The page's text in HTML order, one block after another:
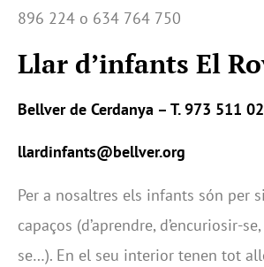
896 224 o 634 764 750
Llar d’infants El
Bellver de Cerdanya – T. 973
llardinfants@bellver.org
Per a nosaltres els infants són per
capaços (d’aprendre, d’encuriosir-
se…). En el seu interior tenen tot